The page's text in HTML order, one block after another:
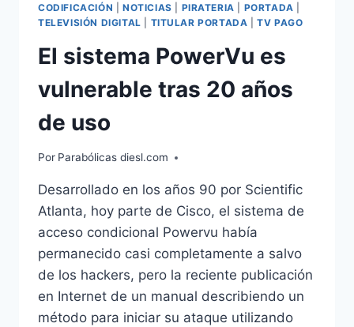
CODIFICACIÓN NOTICIAS PIRATERIA PORTADA
TELEVISIÓN DIGITAL
TITULAR PORTADA |TV PAGO
El sistema PowerVu es
vulnerable tras 20 años
de uso
Por Parabólicas diesl.com
Desarrollado en los años 90 por Scientific
Atlanta, hoy parte de Cisco, el sistema de
acceso condicional Powervu había
permanecido casi completamente a salvo
de los hackers, pero la reciente publicación
en Internet de un manual describiendo un
método para iniciar su ataque utilizando